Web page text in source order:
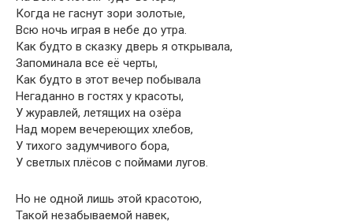
Когда не гаснут зори золотые,
Всю ночь играя в небе до утра.
Как будто в сказку дверь я открывала,
Запоминала все её черты,
Как будто в этот вечер побывала
Негаданно в гостях у красоты,
У журавлей, летящих на озёра
Над морем вечереющих хлебов,
У тихого задумчивого бора,
У светлых плёсов с поймами лугов.
Но не одной лишь этой красотою,
Такой незабываемой навек,